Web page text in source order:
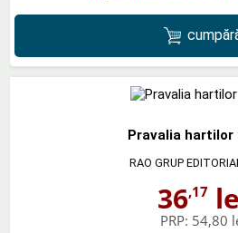
Pravalia
RAO GRUP EDITORIAL
36,17
PRP: 54,80